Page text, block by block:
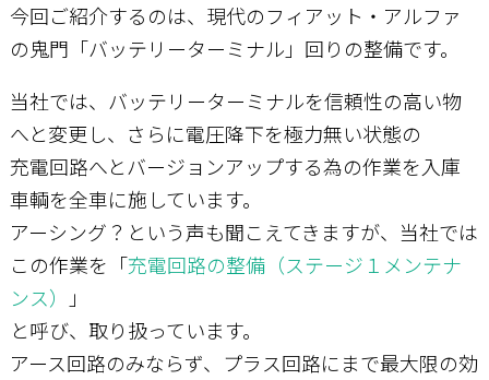
工場通信
お問い合わせ
今回ご紹介するのは、現代のフィアット・アルファ
の鬼門「バッテリーターミナル」回りの整備です。
当社では、バッテリーターミナルを信頼性の高い物
へと変更し、さらに電圧降下を極力無い状態の
充電回路へとバージョンアップする為の作業を入庫
車輌を全車に施しています。
アーシング？という声も聞こえてきますが、当社では
この作業を「充電回路の整備（ステージ１メンテナ
ンス）
」
と呼び、取り扱っています。
アース回路のみならず、プラス回路にまで最大限の効